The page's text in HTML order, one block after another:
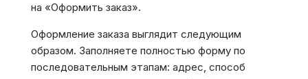
на «Оформить заказ».
Оформление заказа выглядит следующим
образом. Заполняете полностью форму по
последовательным этапам: адрес, способ